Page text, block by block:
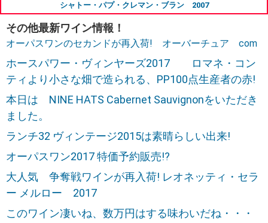
シャトー・パプ・クレマン・ブラン 2007
その他最新ワイン情報！
オーパスワンのセカンドが再入荷! オーバーチュア com
ホースパワー・ヴィンヤーズ2017 ロマネ・コン
ティより小さな畑で造られる、PP100点生産者の赤!
本日は NINE HATS Cabernet Sauvignonをいただき
ました。
ランチ32 ヴィンテージ2015は素晴らしい出来!
オーパスワン2017 特価予約販売!?
大人気 争奪戦ワインが再入荷! レオネッティ・セラ
ー メルロー 2017
このワイン凄いね、数万円はする味わいだね・・・